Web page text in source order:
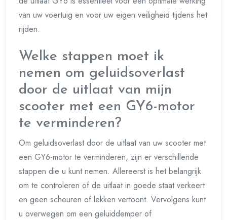
van uw voertuig en voor uw eigen veiligheid tijdens het
rijden.
Welke stappen moet ik
nemen om geluidsoverlast
door de uitlaat van mijn
scooter met een GY6-motor
te verminderen?
Om geluidsoverlast door de uitlaat van uw scooter met
een GY6-motor te verminderen, zijn er verschillende
stappen die u kunt nemen. Allereerst is het belangrijk
om te controleren of de uitlaat in goede staat verkeert
en geen scheuren of lekken vertoont. Vervolgens kunt
u overwegen om een geluiddemper of